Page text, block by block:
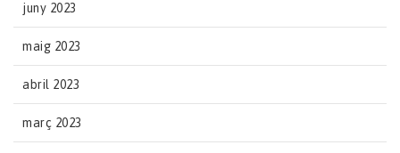
juny 2023
maig 2023
abril 2023
març 2023